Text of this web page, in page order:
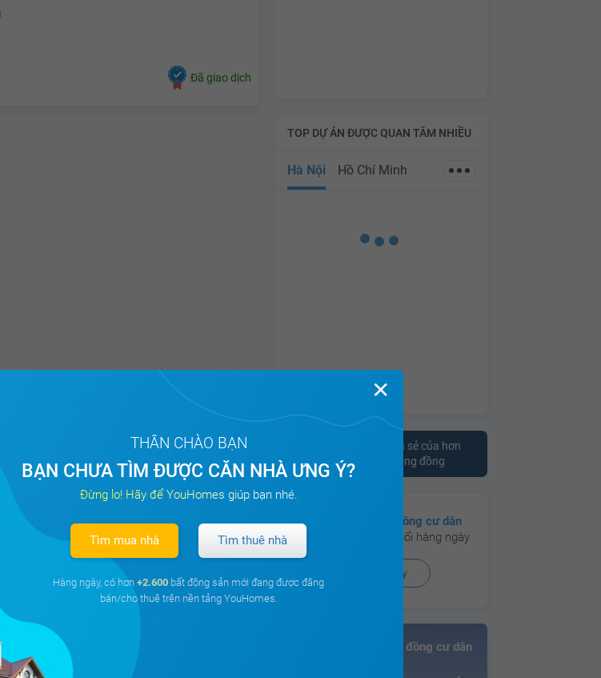
Đã giao dịch
TOP DỰ ÁN ĐƯỢC QUAN TÂM NHIỀU
Hà Nội Hồ Chí Minh
Tham khảo ý kiến chia sẻ của hơn
10.000 cư dân trên cộng đồng
Có hơn
130 cộng đồng cư dân
đang hoạt động sôi nổi hàng ngày
Xem ngay
Bảng xếp hạng Cộng đồng cư dân
✕
THÂN CHÀO BẠN
BẠN CHƯA TÌM ĐƯỢC CĂN NHÀ ƯNG Ý?
Đừng lo! Hãy để YouHomes giúp bạn nhé.
Tìm mua nhà Tìm thuê nhà
Hàng ngày, có hơn +2.600 bất động sản mới đang được đăng
bán/cho thuê trên nền tảng YouHomes.